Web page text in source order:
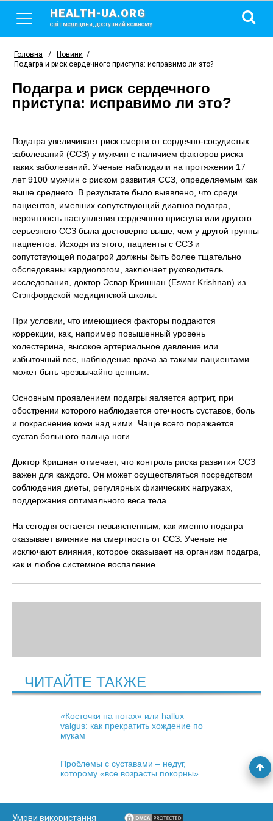
HEALTH-UA.ORG
світ медицини, доступний кожному
Головна / Новини /
Подагра и риск сердечного приступа: исправимо ли это?
Подагра и риск сердечного
приступа: исправимо ли это?
Подагра увеличивает риск смерти от сердечно-сосудистых
заболеваний (ССЗ) у мужчин с наличием факторов риска
таких заболеваний. Ученые наблюдали на протяжении 17
лет 9100 мужчин с риском развития ССЗ, определяемым как
выше среднего. В результате было выявлено, что среди
пациентов, имевших сопутствующий диагноз подагра,
вероятность наступления сердечного приступа или другого
серьезного ССЗ была достоверно выше, чем у другой группы
пациентов. Исходя из этого, пациенты с ССЗ и
сопутствующей подагрой должны быть более тщательно
обследованы кардиологом, заключает руководитель
исследования, доктор Эсвар Кришнан (Eswar Krishnan) из
Стэнфордской медицинской школы.
При условии, что имеющиеся факторы поддаются
коррекции, как, например повышенный уровень
холестерина, высокое артериальное давление или
избыточный вес, наблюдение врача за такими пациентами
может быть чрезвычайно ценным.
Основным проявлением подагры является артрит, при
обострении которого наблюдается отечность суставов, боль
и покраснение кожи над ними. Чаще всего поражается
сустав большого пальца ноги.
Доктор Кришнан отмечает, что контроль риска развития ССЗ
важен для каждого. Он может осуществляться посредством
соблюдения диеты, регулярных физических нагрузках,
поддержания оптимального веса тела.
На сегодня остается невыясненным, как именно подагра
оказывает влияние на смертность от ССЗ. Ученые не
исключают влияния, которое оказывает на организм подагра,
как и любое системное воспаление.
ЧИТАЙТЕ ТАКЖЕ
«Косточки на ногах» или hallux
valgus: как прекратить хождение по
мукам
Проблемы с суставами – недуг,
которому «все возрасты покорны»
Умови використання